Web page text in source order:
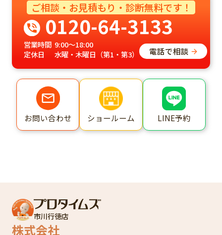
ご相談・お見積もり・診断無料です！
0120-64-3133
営業時間 9:00～18:00
定休日
水曜・木曜日（第1・第3） 電話で相談
お問い合わせ ショールーム LINE予約
市川行徳店
株式会社